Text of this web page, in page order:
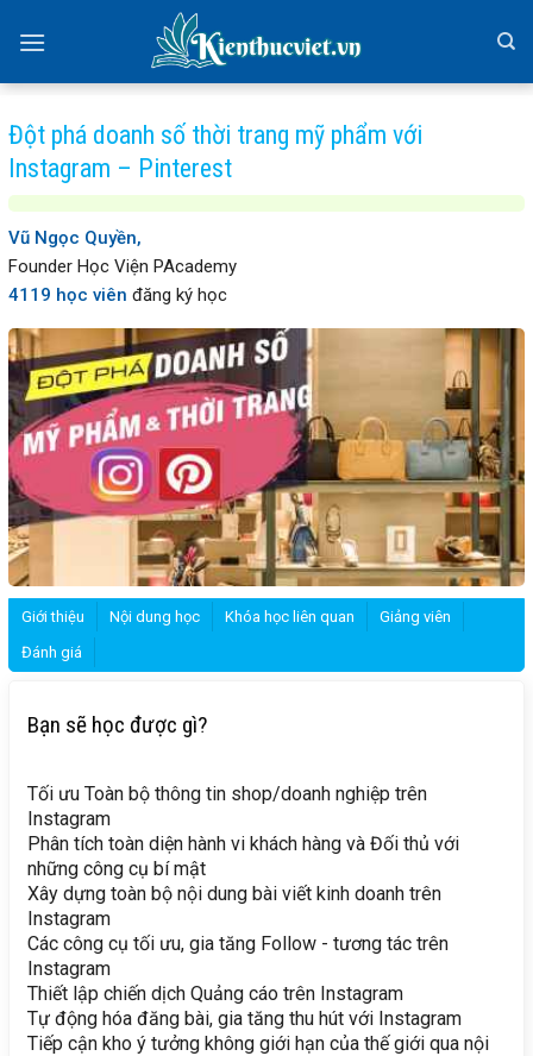
Đột phá doanh số thời trang mỹ phẩm với
Instagram – Pinterest
Vũ Ngọc Quyền,
Founder Học Viện PAcademy
4119 học viên đăng ký học
Giới thiệu Nội dung học Khóa học liên quan
Giảng viên
Đánh giá
Bạn sẽ học được gì?
Tối ưu Toàn bộ thông tin shop/doanh nghiệp trên
Instagram
Phân tích toàn diện hành vi khách hàng và Đối thủ với
những công cụ bí mật
Xây dựng toàn bộ nội dung bài viết kinh doanh trên
Instagram
Các công cụ tối ưu, gia tăng Follow - tương tác trên
Instagram
Thiết lập chiến dịch Quảng cáo trên Instagram
Tự động hóa đăng bài, gia tăng thu hút với Instagram
Tiếp cận kho ý tưởng không giới hạn của thế giới qua nội